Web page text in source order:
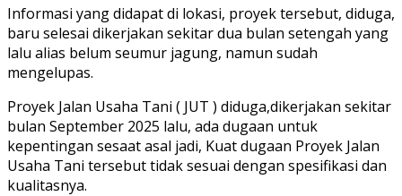
Informasi yang didapat di lokasi, proyek tersebut, diduga,
baru selesai dikerjakan sekitar dua bulan setengah yang
lalu alias belum seumur jagung, namun sudah
mengelupas.
Proyek Jalan Usaha Tani ( JUT ) diduga,dikerjakan sekitar
bulan September 2025 lalu, ada dugaan untuk
kepentingan sesaat asal jadi, Kuat dugaan Proyek Jalan
Usaha Tani tersebut tidak sesuai dengan spesifikasi dan
kualitasnya.